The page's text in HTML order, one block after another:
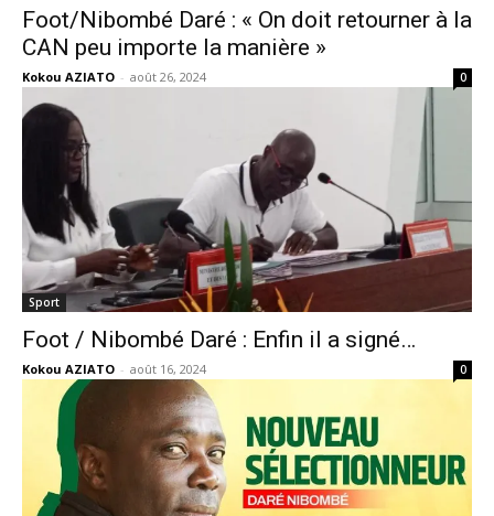
Foot/Nibombé Daré : « On doit retourner à la
CAN peu importe la manière »
Kokou AZIATO - août 26, 2024 0
Sport
Foot / Nibombé Daré : Enfin il a signé…
Kokou AZIATO - août 16, 2024 0